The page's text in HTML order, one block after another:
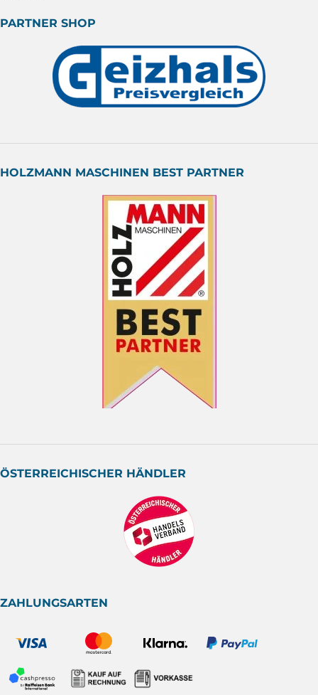
PARTNER SHOP
HOLZMANN MASCHINEN BEST PARTNER
ÖSTERREICHISCHER HÄNDLER
ZAHLUNGSARTEN